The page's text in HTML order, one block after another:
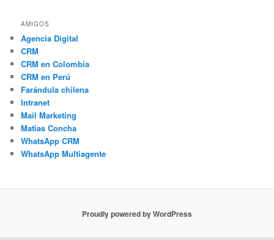
AMIGOS
Agencia Digital
CRM
CRM en Colombia
CRM en Perú
Farándula chilena
Intranet
Mail Marketing
Matias Concha
WhatsApp CRM
WhatsApp Multiagente
Proudly powered by WordPress